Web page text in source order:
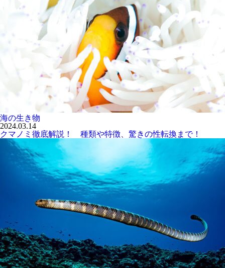
海の生き物
2024.03.14
クマノミ徹底解説！ 種類や特徴、驚きの性転換まで！